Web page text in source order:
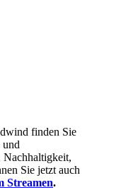
finden Sie
Sie jetzt auch
Streamen.